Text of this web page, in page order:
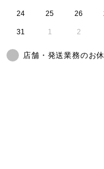
24 25 26
31 1 2
店舗・発送業務のお